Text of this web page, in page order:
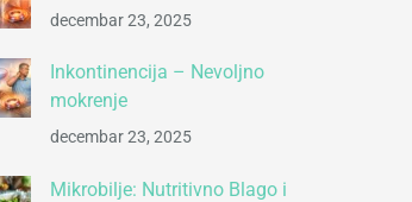
decembar 23, 2025
Inkontinencija – Nevoljno
mokrenje
decembar 23, 2025
Mikrobilje: Nutritivno Blago i